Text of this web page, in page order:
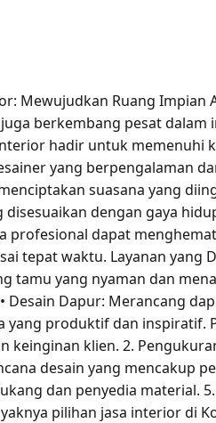
Mewujudkan Ruang
berkembang pesat
hadir untuk memenuhi
yang berpengalaman
suasana yang
disesuaikan dengan gaya
profesional dapat
tepat waktu. Layanan yang
tamu yang nyaman dan
Desain Dapur: Merancang
produktif dan inspiratif.
keinginan klien. 2.
desain yang mencakup
dan penyedia material.
pilihan jasa interior di